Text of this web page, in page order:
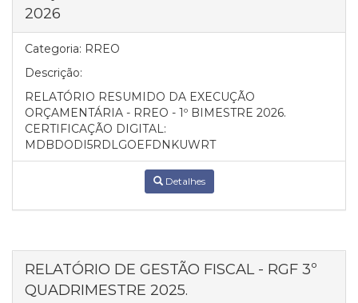
2026
Categoria: RREO
Descrição:
RELATÓRIO RESUMIDO DA EXECUÇÃO
ORÇAMENTÁRIA - RREO - 1º BIMESTRE 2026.
CERTIFICAÇÃO DIGITAL:
MDBDODI5RDLGOEFDNKUWRT
Detalhes
RELATÓRIO DE GESTÃO FISCAL - RGF 3º
QUADRIMESTRE 2025.